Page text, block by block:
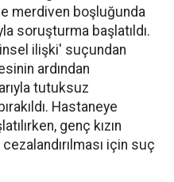
ile merdiven boşluğunda
soruşturma başlatıldı.
ilişki' suçundan
ardından
tutuksuz
Hastaneye
genç kızın
için suç